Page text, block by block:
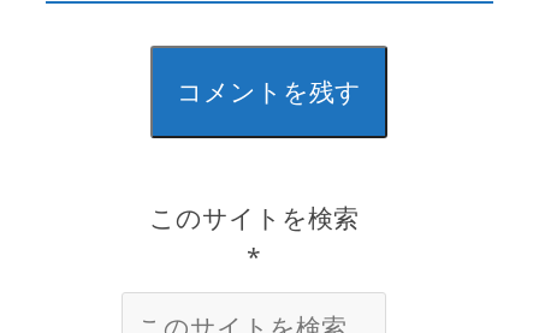
コメントを残す
このサイトを検索
*